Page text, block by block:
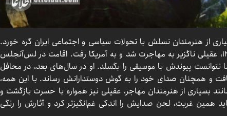
از هنرمندان نسلش با تحولات سیاسی و اجتماعی ایران گره خورد.
حدود یک سال پیش از انقلاب ۱۳۵۷، عقیلی ناگزیر به مهاجرت شد و به آمریکا رفت. اقامت در لس‌آنجلس
نتوانست پیوندش با موسیقی را بگسلد. او در سال‌های بعد، در محافل
و همچنان صدای خود را به گوش دوستدارانش رساند. با این همه،
بسیاری از هنرمندان مهاجر، عقیلی نیز همواره با حسرت بازگشت و
همین غربت، لحن صدایش را اندکی غم‌انگیزتر کرد و آثارش را رنگی